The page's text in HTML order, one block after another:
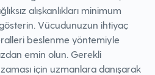
alışkanlıkları minimum
Vücudunuzun ihtiyaç
beslenme yöntemiyle
emin olun. Gerekli
için uzmanlara danışarak